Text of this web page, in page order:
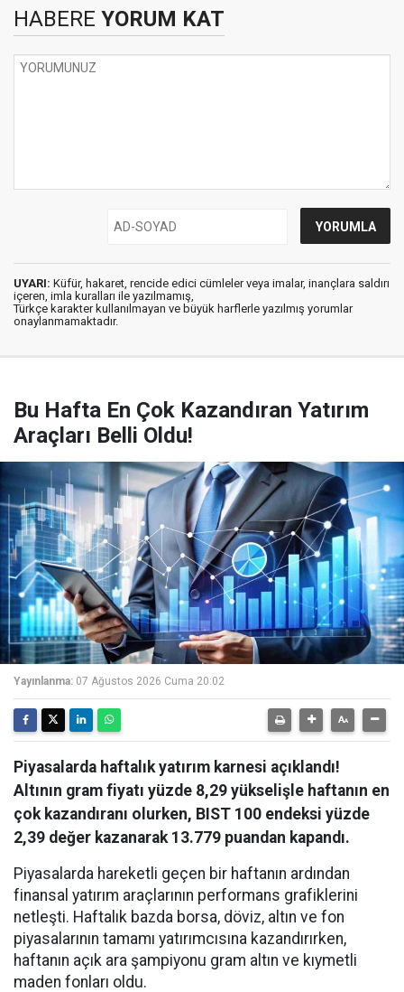
HABERE YORUM KAT
UYARI: Küfür, hakaret, rencide edici cümleler veya imalar, inançlara saldırı
içeren, imla kuralları ile yazılmamış,
Türkçe karakter kullanılmayan ve büyük harflerle yazılmış yorumlar
onaylanmamaktadır.
Bu Hafta En Çok Kazandıran Yatırım
Araçları Belli Oldu!
Yayınlanma: 07 Ağustos 2026 Cuma 20:02
Piyasalarda haftalık yatırım karnesi açıklandı!
Altının gram fiyatı yüzde 8,29 yükselişle haftanın en
çok kazandıranı olurken, BIST 100 endeksi yüzde
2,39 değer kazanarak 13.779 puandan kapandı.
Piyasalarda hareketli geçen bir haftanın ardından
finansal yatırım araçlarının performans grafiklerini
netleşti. Haftalık bazda borsa, döviz, altın ve fon
piyasalarının tamamı yatırımcısına kazandırırken,
haftanın açık ara şampiyonu gram altın ve kıymetli
maden fonları oldu.